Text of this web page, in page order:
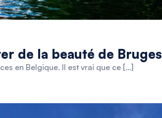
de la beauté de Bruges
en Belgique. Il est vrai que ce […]